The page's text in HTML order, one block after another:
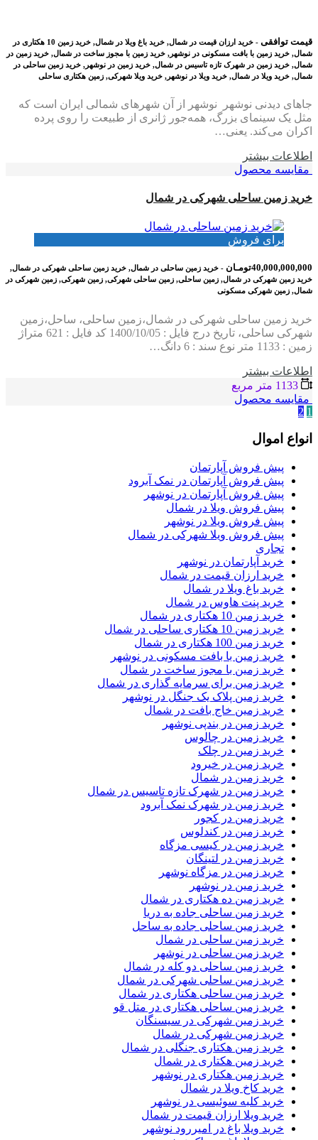
قیمت توافقی
- خرید ارزان قیمت در شمال, خرید باغ ویلا در شمال, خرید زمین 10 هکتاری در
شمال, خرید زمین با بافت مسکونی در نوشهر, خرید زمین با مجوز ساخت در شمال, خرید زمین در
شمال, خرید زمین در شهرک تازه تاسیس در شمال, خرید زمین در نوشهر, خرید زمین ساحلی در
شمال, خرید ویلا در شمال, خرید ویلا در نوشهر, خرید ویلا شهرکی, زمین هکتاری ساحلی
جاهای دیدنی نوشهر نوشهر از آن شهرهای شمالی ایران است که
مثل یک سینمای بزرگ، همه‌جور ژانری از طبیعت را روی پرده
اکران می‌کند. یعنی…
اطلاعات بيشتر
مقایسه محصول
خرید زمین ساحلی شهرکی در شمال
برای فروش
40,000,000,000تومـان
- خرید زمین ساحلی در شمال, خرید زمین ساحلی شهرکی در شمال,
خرید زمین شهرکی در شمال, زمین ساحلی, زمین ساحلی شهرکی, زمین شهرکی, زمین شهرکی در
شمال, زمین شهرکی مسکونی
خرید زمین ساحلی شهرکی در شمال،زمین ساحلی، ساحل،زمین
شهرکی ساحلی، تاریخ درج فایل : 1400/10/05 کد فایل : 621 متراژ
زمین : 1133 متر نوع سند : 6 دانگ…
اطلاعات بيشتر
مقایسه محصول
1
2
انواع اموال
پیش فروش آپارتمان
پیش فروش آپارتمان در نمک آبرود
پیش فروش آپارتمان در نوشهر
پیش فروش ویلا در شمال
پیش فروش ویلا در نوشهر
پیش فروش ویلا شهرکی در شمال
تجاری
خرید آپارتمان در نوشهر
خرید ارزان قیمت در شمال
خرید باغ ویلا در شمال
خرید پنت هاوس در شمال
خرید زمین 10 هکتاری در شمال
خرید زمین 10 هکتاری ساحلی در شمال
خرید زمین 100 هکتاری در شمال
خرید زمین با بافت مسکونی در نوشهر
خرید زمین با مجوز ساخت در شمال
خرید زمین برای سرمایه گذاری در شمال
خرید زمین پلاک یک جنگل در نوشهر
خرید زمین خاج بافت در شمال
خرید زمین در بندپی نوشهر
خرید زمین در چالوس
خرید زمین در چلک
خرید زمین در خیرود
خرید زمین در شمال
خرید زمین در شهرک تازه تاسیس در شمال
خرید زمین در شهرک نمک آبرود
خرید زمین در کجور
خرید زمین در کندلوس
خرید زمین در کیسی مزگاه
خرید زمین در لتینگان
خرید زمین در مزگاه نوشهر
خرید زمین در نوشهر
خرید زمین ده هکتاری در شمال
خرید زمین ساحلی جاده به دریا
خرید زمین ساحلی جاده به ساحل
خرید زمین ساحلی در شمال
خرید زمین ساحلی در نوشهر
خرید زمین ساحلی دو کله در شمال
خرید زمین ساحلی شهرکی در شمال
خرید زمین ساحلی هکتاری در شمال
خرید زمین ساحلی هکتاری در متل قو
خرید زمین شهرکی در سیسنگان
خرید زمین شهرکی در شمال
خرید زمین هکتاری جنگلی در شمال
خرید زمین هکتاری در شمال
خرید زمین هکتاری در نوشهر
خرید کاخ ویلا در شمال
خرید کلبه سوئیسی در نوشهر
خرید ویلا ارزان قیمت در شمال
خرید ویلا باغ در امیررود نوشهر